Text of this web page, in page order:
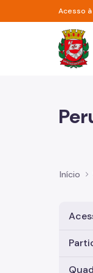
Pular para oAcesso
Início